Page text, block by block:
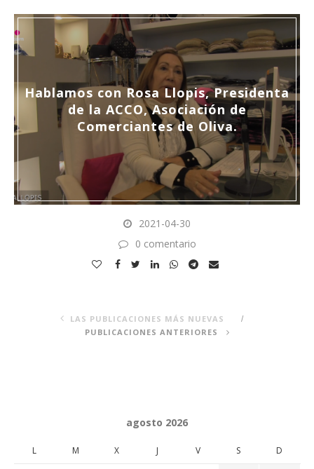
Hablamos con Rosa Llopis, Presidenta
de la ACCO, Asociación de
Comerciantes de Oliva.
2021-04-30
0 comentario
LAS PUBLICACIONES MÁS NUEVAS
PUBLICACIONES ANTERIORES
agosto 2026
L M X J V S D